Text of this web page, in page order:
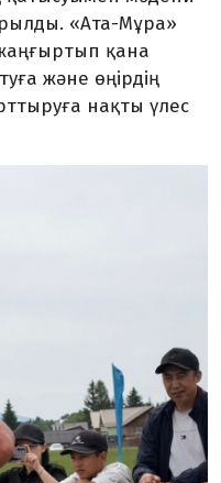
«Ата-Мұра»
қана
және өңірдің
нақты үлес